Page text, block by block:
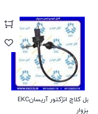
توپی سرکمک تیبا